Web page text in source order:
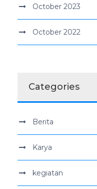
October 2023
October 2022
Categories
Berita
Karya
kegiatan